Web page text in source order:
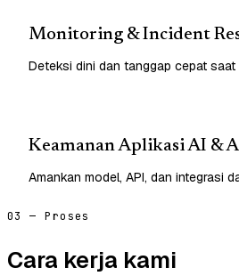
Monitoring & Incident
Deteksi dini dan tanggap cepat saat
Keamanan Aplikasi AI &
Amankan model, API, dan integrasi
03 — Proses
Cara kerja kami